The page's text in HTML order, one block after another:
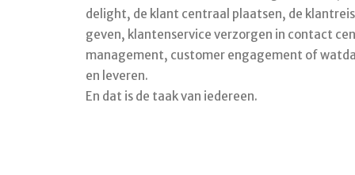
delight, de klant centraal plaatsen, de
geven, klantenservice verzorgen in contact
management, customer engagement of
en leveren.
En dat is de taak van iedereen.